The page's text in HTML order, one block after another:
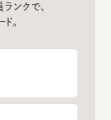
ンクで、
。